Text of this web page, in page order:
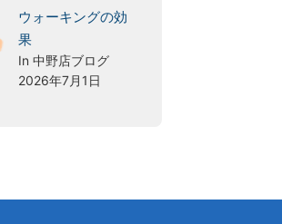
ウォーキングの効
果
In 中野店ブログ
2026年7月1日